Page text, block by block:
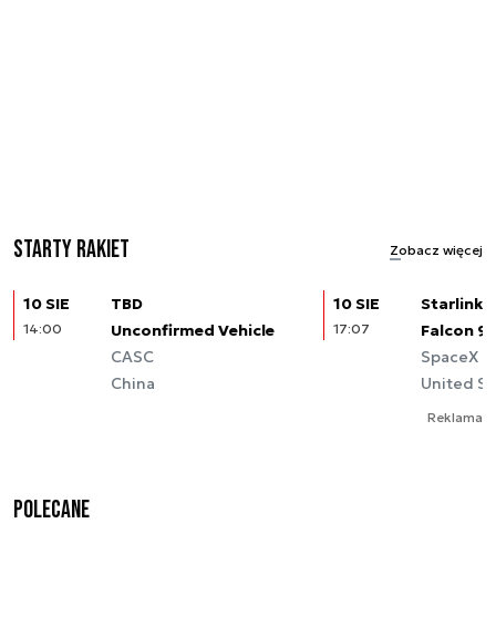
Starty rakiet Zobacz więcej
10 SIE
14:00
TBD
Unconfirmed Vehicle
CASC
China
10 SIE
17:07
Starlink
Falcon 9
SpaceX
United
Reklama
Polecane